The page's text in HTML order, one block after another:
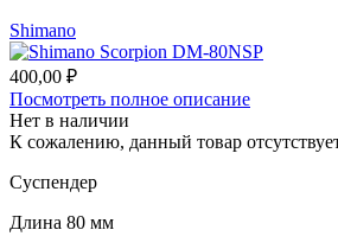
Shimano
400,00 ₽
Посмотреть полное описание
Нет в наличии
К сожалению, данный товар
Суспендер
Длина 80 мм